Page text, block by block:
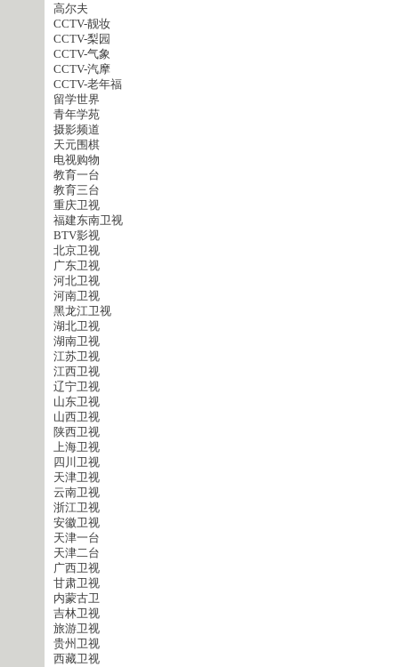
高尔夫
CCTV-靓妆
CCTV-梨园
CCTV-气象
CCTV-汽摩
CCTV-老年福
留学世界
青年学苑
摄影频道
天元围棋
电视购物
教育一台
教育三台
重庆卫视
福建东南卫视
BTV影视
北京卫视
广东卫视
河北卫视
河南卫视
黑龙江卫视
湖北卫视
湖南卫视
江苏卫视
江西卫视
辽宁卫视
山东卫视
山西卫视
陕西卫视
上海卫视
四川卫视
天津卫视
云南卫视
浙江卫视
安徽卫视
天津一台
天津二台
广西卫视
甘肃卫视
内蒙古卫
吉林卫视
旅游卫视
贵州卫视
西藏卫视